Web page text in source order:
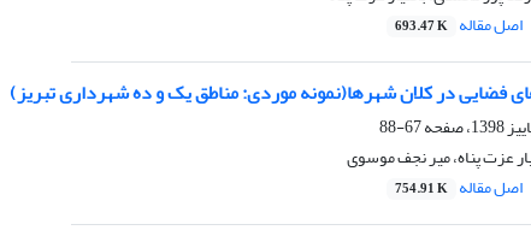
اصل مقاله 693.47 K
فضایی در کلان شهرها(نمونه موردی: مناطق یک و ده شهرداری تبریز)
67-88
عزت پناه، میر نجف موسوی
اصل مقاله 754.91 K